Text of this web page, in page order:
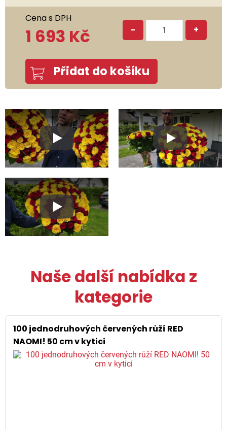
Cena s DPH
1 693 Kč - +
Přidat do košíku
Play Play
Play
Naše další nabídka z
kategorie
100 jednodruhových červených růží RED
NAOMI! 50 cm v kytici